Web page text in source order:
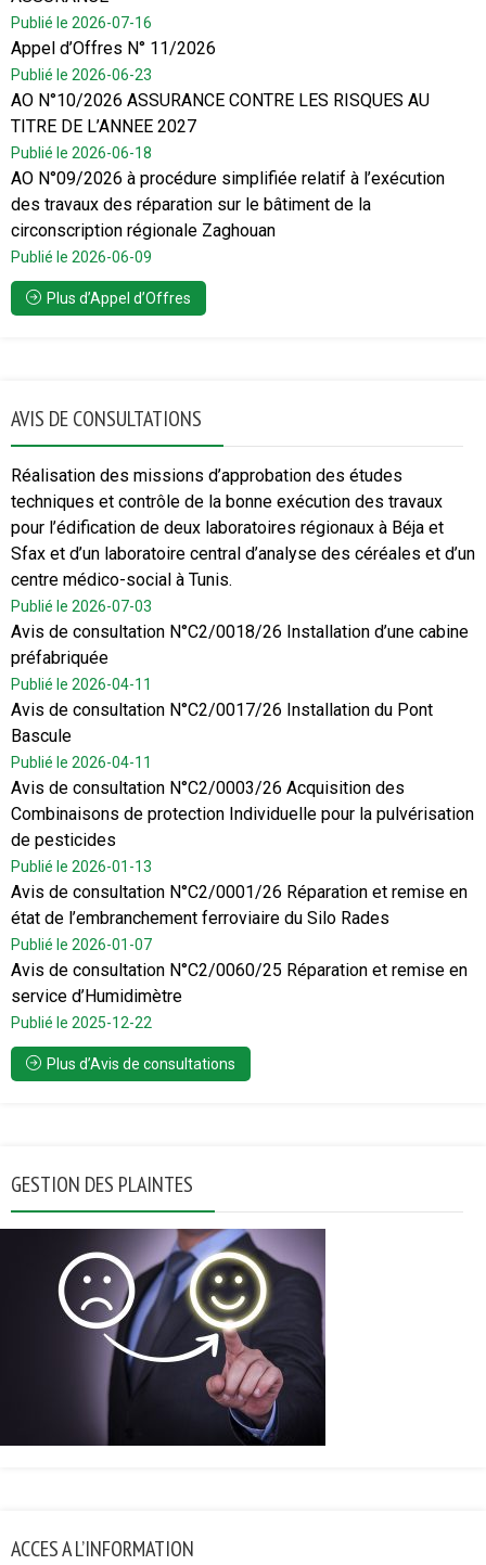
Publié le 2026-07-16
Appel d’Offres N° 11/2026
Publié le 2026-06-23
AO N°10/2026 ASSURANCE CONTRE LES RISQUES AU
TITRE DE L’ANNEE 2027
Publié le 2026-06-18
AO N°09/2026 à procédure simplifiée relatif à l’exécution
des travaux des réparation sur le bâtiment de la
circonscription régionale Zaghouan
Publié le 2026-06-09
Plus d’Appel d’Offres
AVIS DE CONSULTATIONS
Réalisation des missions d’approbation des études
techniques et contrôle de la bonne exécution des travaux
pour l’édification de deux laboratoires régionaux à Béja et
Sfax et d’un laboratoire central d’analyse des céréales et d’un
centre médico-social à Tunis.
Publié le 2026-07-03
Avis de consultation N°C2/0018/26 Installation d’une cabine
préfabriquée
Publié le 2026-04-11
Avis de consultation N°C2/0017/26 Installation du Pont
Bascule
Publié le 2026-04-11
Avis de consultation N°C2/0003/26 Acquisition des
Combinaisons de protection Individuelle pour la pulvérisation
de pesticides
Publié le 2026-01-13
Avis de consultation N°C2/0001/26 Réparation et remise en
état de l’embranchement ferroviaire du Silo Rades
Publié le 2026-01-07
Avis de consultation N°C2/0060/25 Réparation et remise en
service d’Humidimètre
Publié le 2025-12-22
Plus d’Avis de consultations
GESTION DES PLAINTES
ACCES A L’INFORMATION